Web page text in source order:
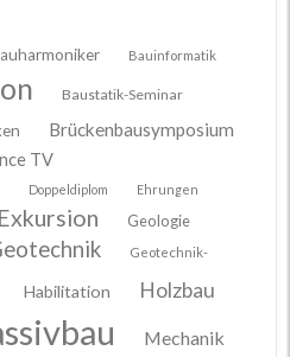
Bauinformatik
Baustatik-Seminar
Brückenbausymposium
TV
Doppeldiplom Ehrungen
Exkursion
Geologie
Geotechnik-
Habilitation Holzbau
Mechanik